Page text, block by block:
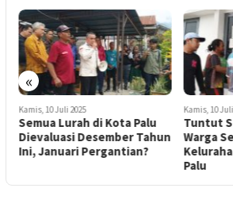
«
Kamis, 10 Juli 2025
Semua Lurah di Kota Palu
Dievaluasi Desember Tahun
Ini, Januari Pergantian?
Kamis, 10
Tuntut
Warga
Palu